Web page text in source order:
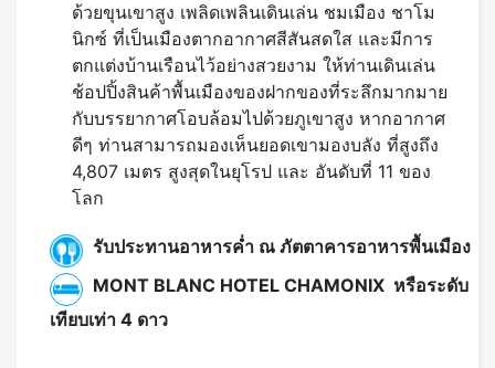
ด้วยขุนเขาสูง เพลิดเพลินเดินเล่น ชมเมือง ชาโม
นิกซ์ ที่เป็นเมืองตากอากาศสีสันสดใส และมีการ
ตกแต่งบ้านเรือนไว้อย่างสวยงาม ให้ท่านเดินเล่น
ช้อปปิ้งสินค้าพื้นเมืองของฝากของที่ระลึกมากมาย
กับบรรยากาศโอบล้อมไปด้วยภูเขาสูง หากอากาศ
ดีๆ ท่านสามารถมองเห็นยอดเขามองบลัง ที่สูงถึง
4,807 เมตร สูงสุดในยุโรป และ อันดับที่ 11 ของ
โลก
รับประทานอาหารค่ำ ณ ภัตตาคารอาหารพื้นเมือง
MONT BLANC HOTEL CHAMONIX หรือระดับ
เทียบเท่า 4 ดาว